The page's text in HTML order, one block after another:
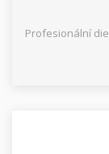
Profesionální